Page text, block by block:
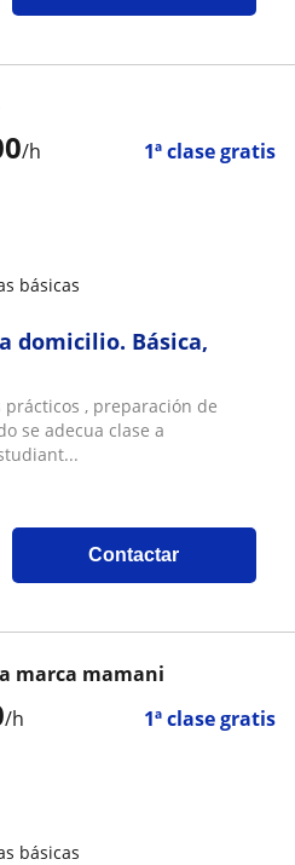
/h 1ª clase gratis
básicas
domicilio. Básica,
, preparación de
se adecua clase a
Contactar
/h 1ª clase gratis
marca mamani
básicas